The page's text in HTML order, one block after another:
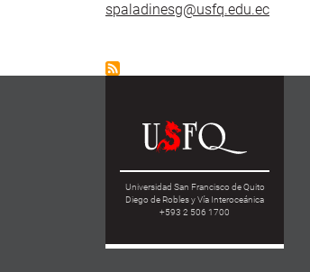
spaladinesg@usfq.edu.ec
Universidad San Francisco de Quito
Diego de Robles y Vía Interoceánica
+593 2 506 1700